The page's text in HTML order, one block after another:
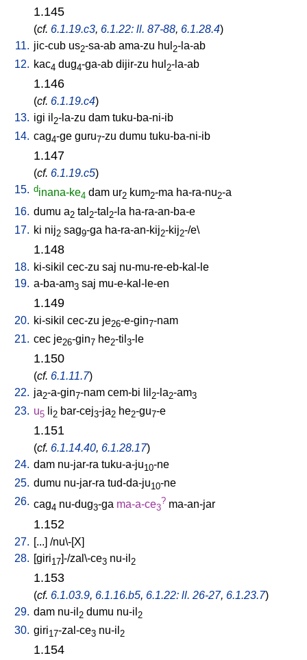
1.145
(cf. 6.1.19.c3, 6.1.22: ll. 87-88, 6.1.28.4)
11. jic-cub us2-sa-ab ama-zu hul 2-la-ab
12. kac4 dug4-ga-ab dijir-zu hul 2-la-ab
1.146
(cf. 6.1.19.c4)
13. igi il 2-la-zu dam tuku-ba-ni-ib
14. cag4-ge guru7-zu dumu tuku-ba-ni-ib
1.147
(cf. 6.1.19.c5)
15. dinana-ke4 dam ur2 kum2-ma ha-ra-nu2-a
16. dumu a2 tal 2-tal 2-la ha-ra-an-ba-e
17. ki nij2 sag9-ga ha-ra-an-kij2-kij2-/e\
1.148
18. ki-sikil cec-zu saj nu-mu-re-eb-kal-le
19. a-ba-am3 saj mu-e-kal-le-en
1.149
20. ki-sikil cec-zu je26-e-gin7-nam
21. cec je26-gin7 he2-til 3-le
1.150
(cf. 6.1.11.7)
22. ja2-a-gin7-nam cem-bi lil 2-la2-am3
23. u5 li2 bar-cej3-ja2 he2-gu7-e
1.151
(cf. 6.1.14.40, 6.1.28.17)
24. dam nu-jar-ra tuku-a-ju10-ne
25. dumu nu-jar-ra tud-da-ju10-ne
26. cag4 nu-dug3-ga ma-a-ce3
? ma-an-jar
1.152
27. [...] /nu\-[X]
28. [giri17]-/zal\-ce3 nu-il 2
1.153
(cf. 6.1.03.9, 6.1.16.b5, 6.1.22: ll. 26-27, 6.1.23.7)
29. dam nu-il 2 dumu nu-il 2
30. giri17-zal-ce3 nu-il 2
1.154